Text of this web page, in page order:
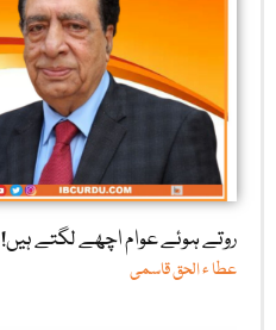
روتے ہوئے عوام اچھے لگتے ہیں!
عطا ء الحق قاسمی